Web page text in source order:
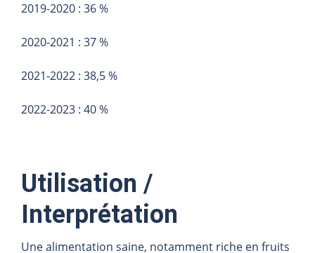
2019-2020 : 36 %
2020-2021 : 37 %
2021-2022 : 38,5 %
2022-2023 : 40 %
Utilisation /
Interprétation
Une alimentation saine, notamment riche en fruits